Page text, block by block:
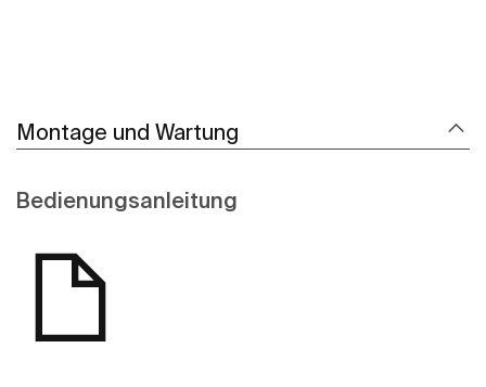
Montage und Wartung
Bedienungsanleitung